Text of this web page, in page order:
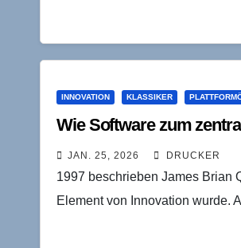
INNOVATION KLASSIKER
Wie Software zum
JAN. 25, 2026 DRUCKER
1997 beschrieben James Brian
Element von Innovation wurde.